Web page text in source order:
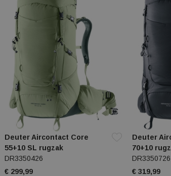
Deuter Aircontact Core
55+10 SL rugzak
DR3350426
€ 299,99
Deuter
70+10
DR3350726
€ 319,99